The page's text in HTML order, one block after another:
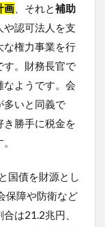
画 、それと補助
や認可法人を支
な権力事業を行
す。財務長官で
なようです。会
多いと同義で
き勝手に税金を
国債を財源とし
保障や防衛など
は21.2兆円、